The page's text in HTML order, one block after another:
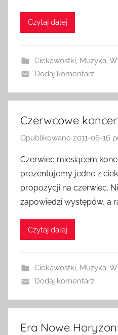
Czytaj dalej
Ciekawostki Muzyka
Dodaj komentarz
Czerwcowe
Opublikowano 2011-06-16
Czerwiec miesiącem
prezentujemy jedne z
propozycji na czerwiec.
zapowiedzi występów, a
Czytaj dalej
Ciekawostki, Muzyka,
Dodaj komentarz
Era Nowe